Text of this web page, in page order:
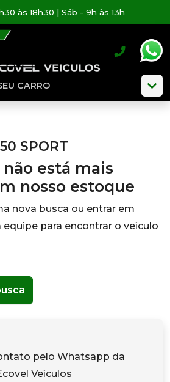
às 18h30 | Sáb - 9h às 13h
CARRO
SPORT
está mais
nosso estoque
nova busca ou entrar em
para encontrar o veículo
pelo Whatsapp da
Veículos